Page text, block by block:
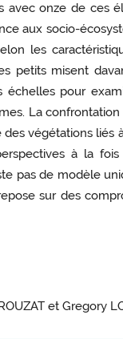
onze de ces
aux socio-
les
petits misent
pour
La
végétations
à la
pas de modèle
sur des
et Gregory